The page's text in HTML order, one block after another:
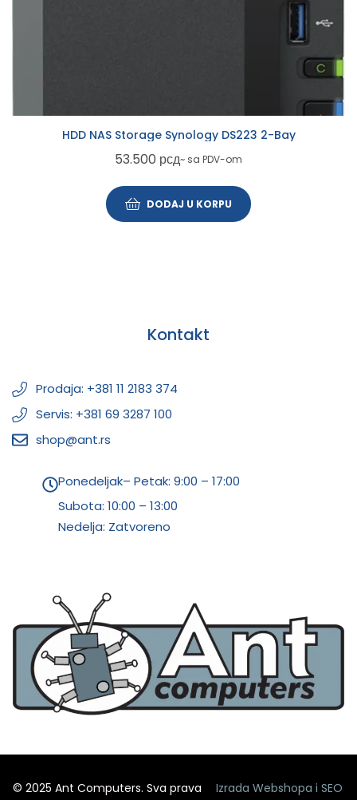
HDD NAS Storage Synology DS223 2-Bay
53.500 рсд~ sa PDV-om
DODAJ U KORPU
Kontakt
Prodaja: +381 11 2183 374
Servis: +381 69 3287 100
shop@ant.rs
Ponedeljak– Petak: 9:00 – 17:00
Subota: 10:00 – 13:00
Nedelja: Zatvoreno
© 2025 Ant Computers. Sva prava
Izrada Webshopa iSEO